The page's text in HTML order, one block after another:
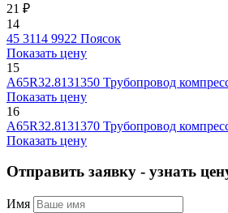
21 ₽
14
45 3114 9922 Поясок
Показать цену
15
A65R32.8131350 Трубопровод
Показать цену
16
A65R32.8131370 Трубопровод
Показать цену
Отправить заявку - узнать
Имя